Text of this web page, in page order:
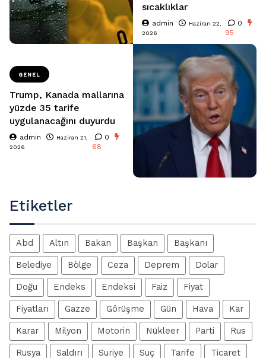
sıcaklıklar
admin
Haziran 22,
2026
0
95
GENEL
Trump, Kanada mallarına
yüzde 35 tarife
uygulanacağını duyurdu
admin
Haziran 21,
2026
0
68
Etiketler
Abd Altın Bakan Başkan Başkanı
Belediye Bölge Ceza Deprem Dolar
Doğu Endeks Endeksi Faiz Fiyat
Fiyatları Gazze Görüşme Gün Hava Kar
Karar Milyon Motorin Nükleer Parti Rus
Rusya Saldırı Suriye Suç Tarife Ticaret